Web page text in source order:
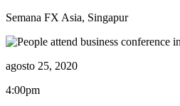
Semana FX Asia, Singapur
agosto 25, 2020
4:00pm